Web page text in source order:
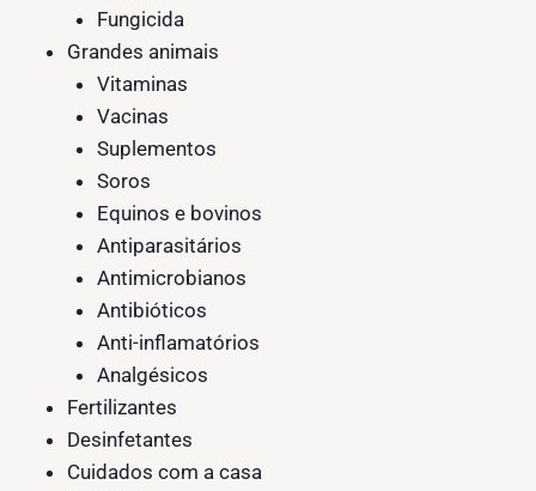
Fungicida
Grandes animais
Vitaminas
Vacinas
Suplementos
Soros
Equinos e bovinos
Antiparasitários
Antimicrobianos
Antibióticos
Anti-inflamatórios
Analgésicos
Fertilizantes
Desinfetantes
Cuidados com a casa